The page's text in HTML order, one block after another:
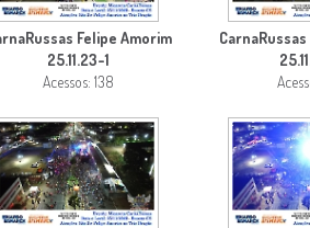
Felipe Amorim
25.11.23-1
Acessos: 138